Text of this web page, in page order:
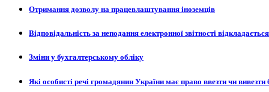
Отримання дозволу на працевлаштування іноземців
Відповідальність за неподання електронної звітності відкладається
Зміни у бухгалтерському обліку
Які особисті речі громадянин України має право ввезти чи вивезти